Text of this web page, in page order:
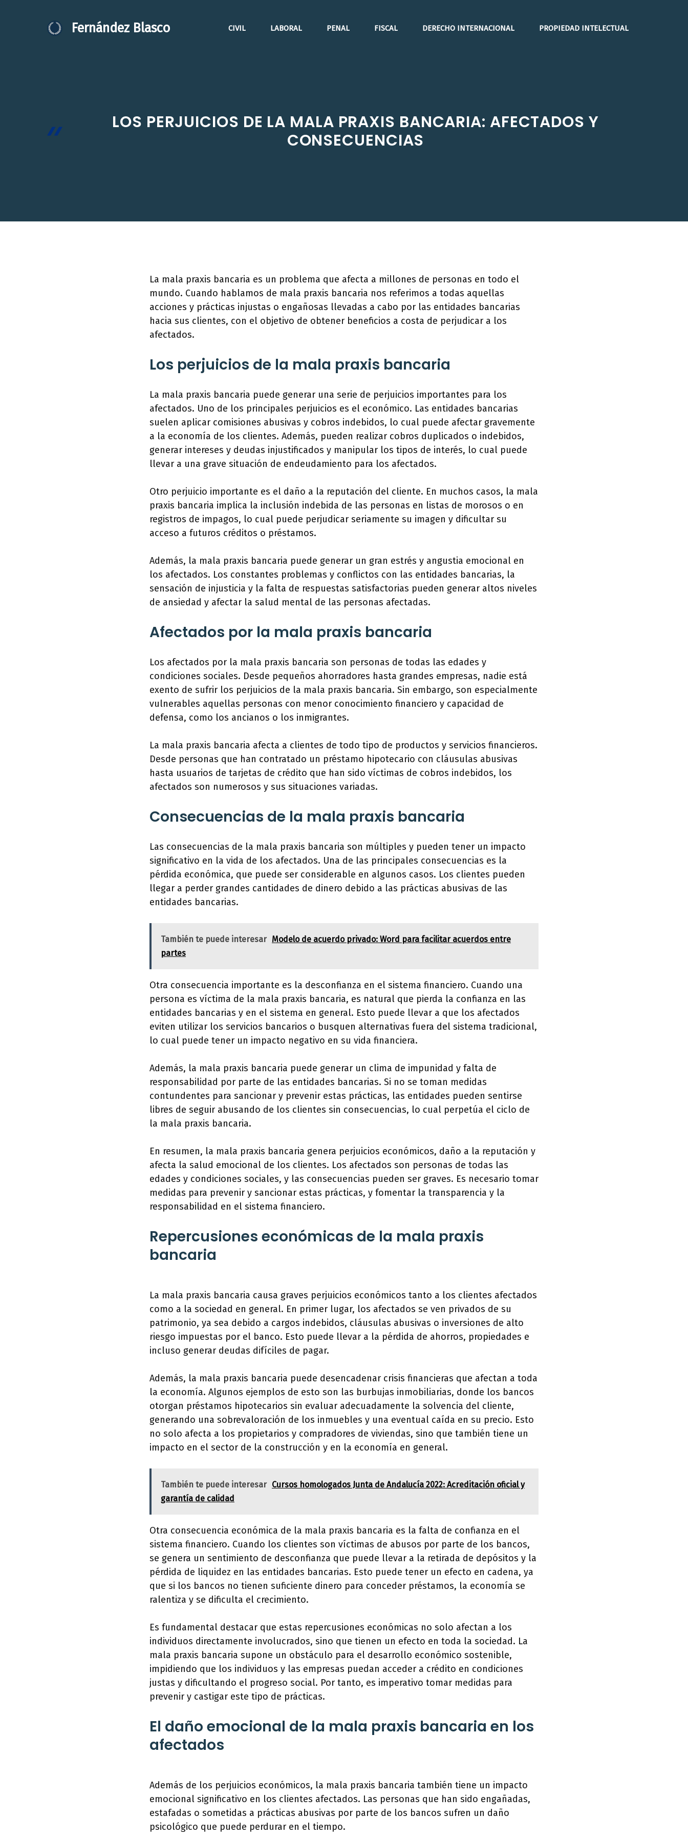
Fernández Blasco CIVIL LABORAL PENAL FISCAL DERECHO INTERNACIONAL PROPIEDAD INTELECTUAL
LOS PERJUICIOS DE LA MALA PRAXIS BANCARIA: AFECTADOS Y
CONSECUENCIAS
La mala praxis bancaria es un problema que afecta a millones de personas en todo el
mundo. Cuando hablamos de mala praxis bancaria nos referimos a todas aquellas
acciones y prácticas injustas o engañosas llevadas a cabo por las entidades bancarias
hacia sus clientes, con el objetivo de obtener beneficios a costa de perjudicar a los
afectados.
Los perjuicios de la mala praxis bancaria
La mala praxis bancaria puede generar una serie de perjuicios importantes para los
afectados. Uno de los principales perjuicios es el económico. Las entidades bancarias
suelen aplicar comisiones abusivas y cobros indebidos, lo cual puede afectar gravemente
a la economía de los clientes. Además, pueden realizar cobros duplicados o indebidos,
generar intereses y deudas injustificados y manipular los tipos de interés, lo cual puede
llevar a una grave situación de endeudamiento para los afectados.
Otro perjuicio importante es el daño a la reputación del cliente. En muchos casos, la mala
praxis bancaria implica la inclusión indebida de las personas en listas de morosos o en
registros de impagos, lo cual puede perjudicar seriamente su imagen y dificultar su
acceso a futuros créditos o préstamos.
Además, la mala praxis bancaria puede generar un gran estrés y angustia emocional en
los afectados. Los constantes problemas y conflictos con las entidades bancarias, la
sensación de injusticia y la falta de respuestas satisfactorias pueden generar altos niveles
de ansiedad y afectar la salud mental de las personas afectadas.
Afectados por la mala praxis bancaria
Los afectados por la mala praxis bancaria son personas de todas las edades y
condiciones sociales. Desde pequeños ahorradores hasta grandes empresas, nadie está
exento de sufrir los perjuicios de la mala praxis bancaria. Sin embargo, son especialmente
vulnerables aquellas personas con menor conocimiento financiero y capacidad de
defensa, como los ancianos o los inmigrantes.
La mala praxis bancaria afecta a clientes de todo tipo de productos y servicios financieros.
Desde personas que han contratado un préstamo hipotecario con cláusulas abusivas
hasta usuarios de tarjetas de crédito que han sido víctimas de cobros indebidos, los
afectados son numerosos y sus situaciones variadas.
Consecuencias de la mala praxis bancaria
Las consecuencias de la mala praxis bancaria son múltiples y pueden tener un impacto
significativo en la vida de los afectados. Una de las principales consecuencias es la
pérdida económica, que puede ser considerable en algunos casos. Los clientes pueden
llegar a perder grandes cantidades de dinero debido a las prácticas abusivas de las
entidades bancarias.
También te puede interesar Modelo de acuerdo privado: Word para facilitar acuerdos entre
partes
Otra consecuencia importante es la desconfianza en el sistema financiero. Cuando una
persona es víctima de la mala praxis bancaria, es natural que pierda la confianza en las
entidades bancarias y en el sistema en general. Esto puede llevar a que los afectados
eviten utilizar los servicios bancarios o busquen alternativas fuera del sistema tradicional,
lo cual puede tener un impacto negativo en su vida financiera.
Además, la mala praxis bancaria puede generar un clima de impunidad y falta de
responsabilidad por parte de las entidades bancarias. Si no se toman medidas
contundentes para sancionar y prevenir estas prácticas, las entidades pueden sentirse
libres de seguir abusando de los clientes sin consecuencias, lo cual perpetúa el ciclo de
la mala praxis bancaria.
En resumen, la mala praxis bancaria genera perjuicios económicos, daño a la reputación y
afecta la salud emocional de los clientes. Los afectados son personas de todas las
edades y condiciones sociales, y las consecuencias pueden ser graves. Es necesario tomar
medidas para prevenir y sancionar estas prácticas, y fomentar la transparencia y la
responsabilidad en el sistema financiero.
Repercusiones económicas de la mala praxis
bancaria
La mala praxis bancaria causa graves perjuicios económicos tanto a los clientes afectados
como a la sociedad en general. En primer lugar, los afectados se ven privados de su
patrimonio, ya sea debido a cargos indebidos, cláusulas abusivas o inversiones de alto
riesgo impuestas por el banco. Esto puede llevar a la pérdida de ahorros, propiedades e
incluso generar deudas difíciles de pagar.
Además, la mala praxis bancaria puede desencadenar crisis financieras que afectan a toda
la economía. Algunos ejemplos de esto son las burbujas inmobiliarias, donde los bancos
otorgan préstamos hipotecarios sin evaluar adecuadamente la solvencia del cliente,
generando una sobrevaloración de los inmuebles y una eventual caída en su precio. Esto
no solo afecta a los propietarios y compradores de viviendas, sino que también tiene un
impacto en el sector de la construcción y en la economía en general.
También te puede interesar Cursos homologados Junta de Andalucía 2022: Acreditación oficial y
garantía de calidad
Otra consecuencia económica de la mala praxis bancaria es la falta de confianza en el
sistema financiero. Cuando los clientes son víctimas de abusos por parte de los bancos,
se genera un sentimiento de desconfianza que puede llevar a la retirada de depósitos y la
pérdida de liquidez en las entidades bancarias. Esto puede tener un efecto en cadena, ya
que si los bancos no tienen suficiente dinero para conceder préstamos, la economía se
ralentiza y se dificulta el crecimiento.
Es fundamental destacar que estas repercusiones económicas no solo afectan a los
individuos directamente involucrados, sino que tienen un efecto en toda la sociedad. La
mala praxis bancaria supone un obstáculo para el desarrollo económico sostenible,
impidiendo que los individuos y las empresas puedan acceder a crédito en condiciones
justas y dificultando el progreso social. Por tanto, es imperativo tomar medidas para
prevenir y castigar este tipo de prácticas.
El daño emocional de la mala praxis bancaria en los
afectados
Además de los perjuicios económicos, la mala praxis bancaria también tiene un impacto
emocional significativo en los clientes afectados. Las personas que han sido engañadas,
estafadas o sometidas a prácticas abusivas por parte de los bancos sufren un daño
psicológico que puede perdurar en el tiempo.